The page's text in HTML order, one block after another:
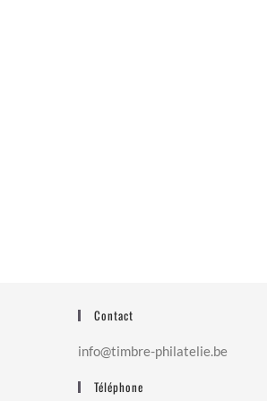
Contact
info@timbre-philatelie.be
Téléphone